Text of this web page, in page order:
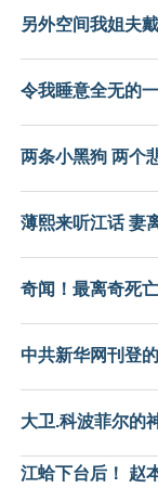
另外空间我姐夫
令我睡意全无的
两条小黑狗 两个
薄熙来听江话 妻
奇闻！最离奇死
中共新华网刊登
大卫.科波菲尔的
江蛤下台后！ 赵